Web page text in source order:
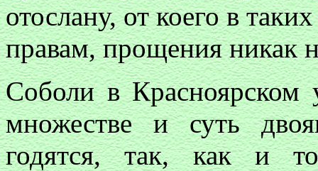
отослану, от коего в
правам, прощения никак
Соболи в Красноярском
множестве и суть
годятся, так, как и